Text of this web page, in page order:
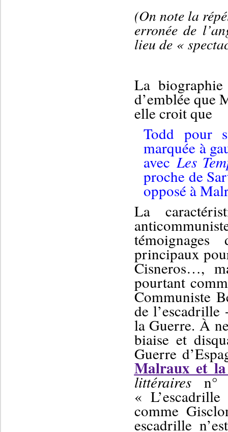
(On note la
erronéede
lieu de«
La
d’emblée que
elle croit que
Todd pour
marquée à
avecLes
proche de
opposé à
La
principaux
Cisneros…,
pourtant
Communiste
de l’escadrille
la Guerre.À
biaise et
Guerre
Malraux et
littérairesn°
«
comme
escadrille